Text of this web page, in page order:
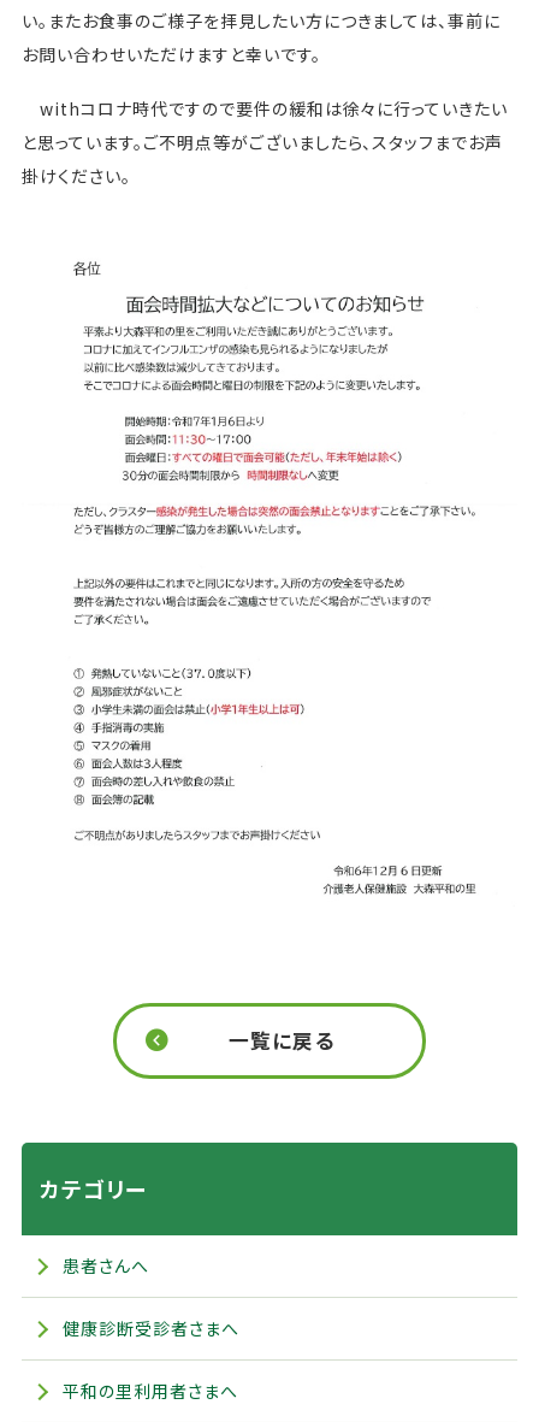
い。またお食事のご様子を拝見したい方につきましては、事前に
お問い合わせいただけますと幸いです。
withコロナ時代ですので要件の緩和は徐々に行っていきたい
と思っています。ご不明点等がございましたら、スタッフまでお声
掛けください。
一覧に戻る
カテゴリー
患者さんへ
健康診断受診者さまへ
平和の里利用者さまへ